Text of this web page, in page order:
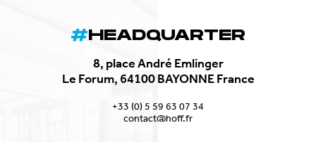
HEADQUARTER
8, place André Emlinger
Le Forum, 64100 BAYONNE France
+33 (0) 5 59 63 07 34
contact@hoff.fr